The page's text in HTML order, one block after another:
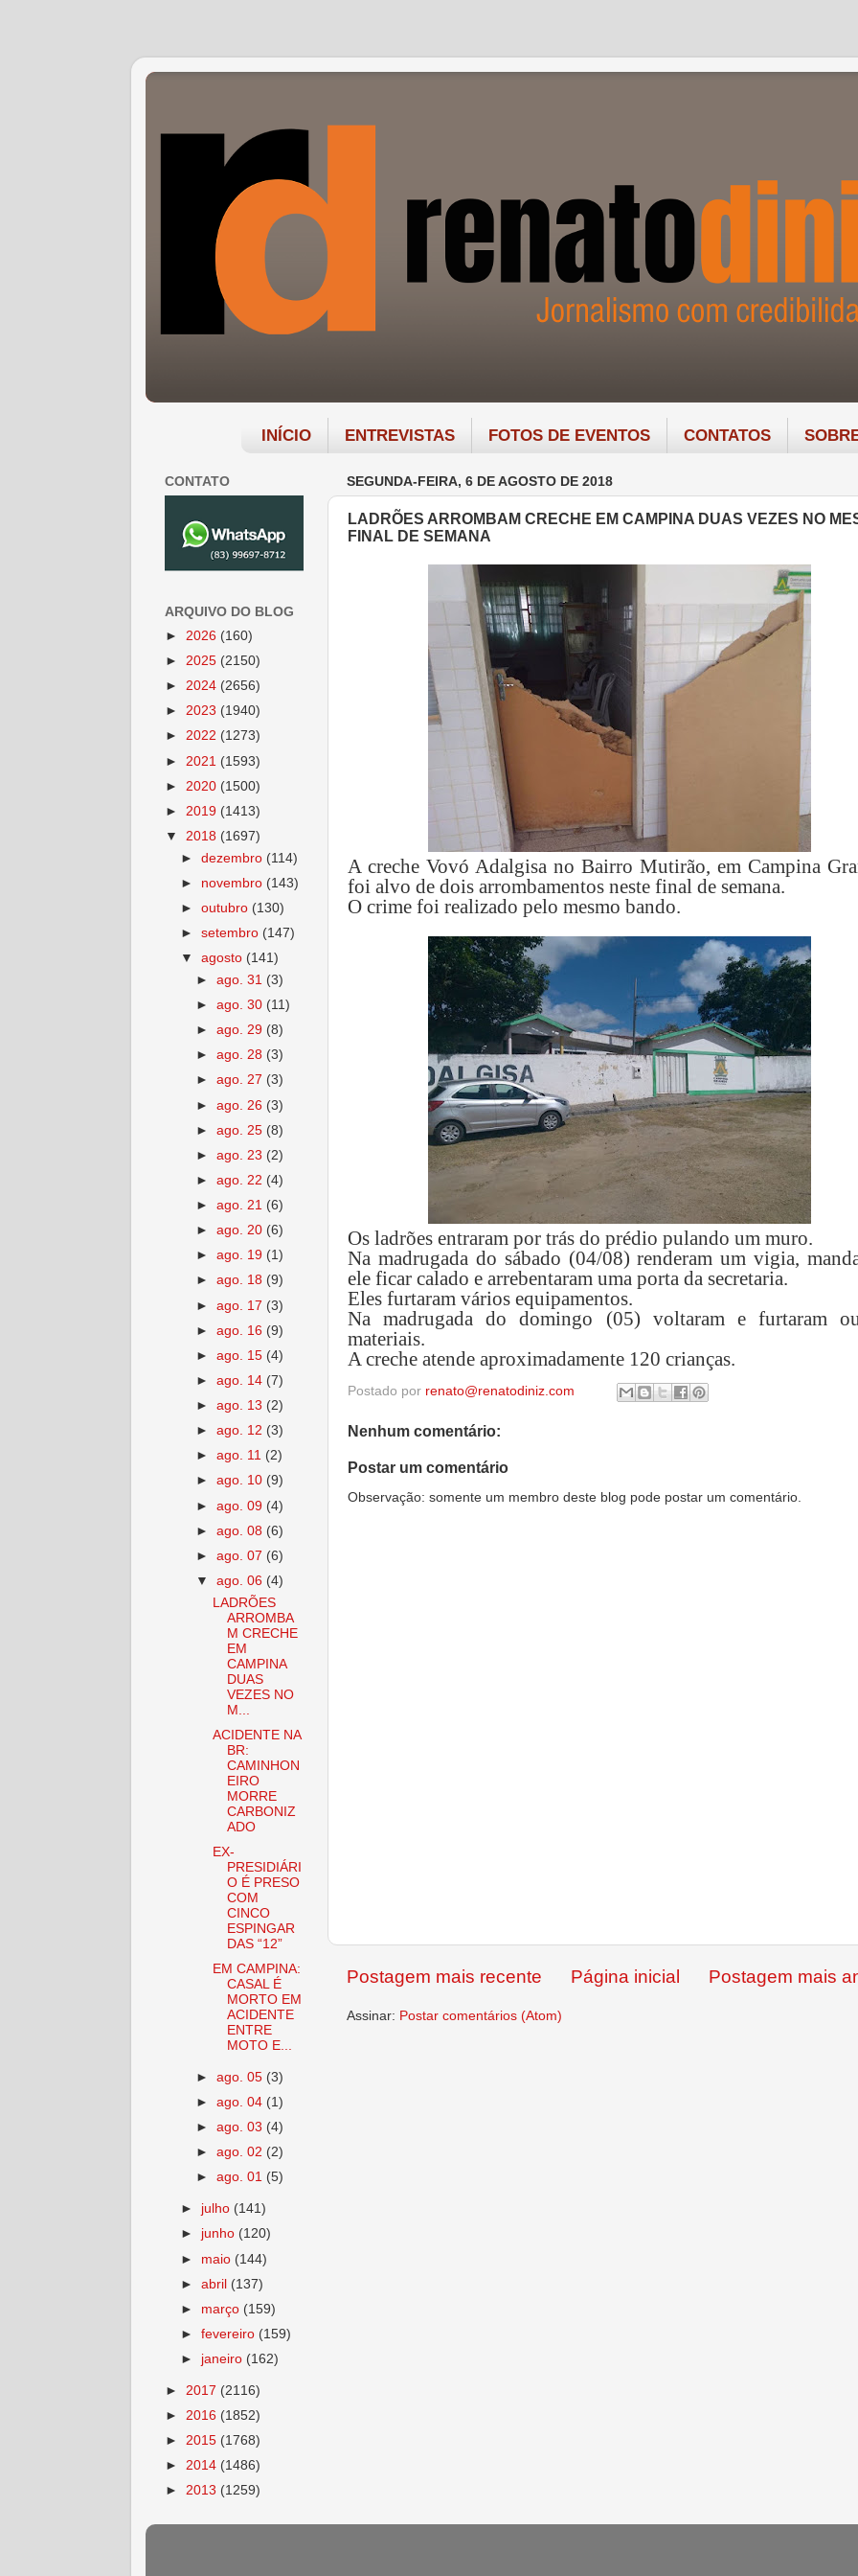
INÍCIO ENTREVISTAS FOTOS DE EVENTOS CONTATOS
SEGUNDA-FEIRA, 6 DE AGOSTO DE 2018
LADRÕES ARROMBAM CRECHE EM CAMPINA DUAS VEZES NO
FINAL DE SEMANA
A creche Vovó Adalgisa no Bairro Mutirão, em Campina
foi alvo de dois arrombamentos neste final de semana.
O crime foi realizado pelo mesmo bando.
Os ladrões entraram por trás do prédio pulando um muro.
Na madrugada do sábado (04/08) renderam um vigia,
ele ficar calado e arrebentaram uma porta da secretaria.
Eles furtaram vários equipamentos.
Na madrugada do domingo (05) voltaram e furtaram
materiais.
A creche atende aproximadamente 120 crianças.
Postado por renato@renatodiniz.com
Nenhum comentário:
Postar um comentário
Observação: somente um membro deste blog pode postar um comentário.
Postagem mais recente Postagem mais
Página inicial
Assinar: Postar comentários (Atom)
CONTATO
ARQUIVO DO BLOG
► 2026 (160)
► 2025 (2150)
► 2024 (2656)
► 2023 (1940)
► 2022 (1273)
► 2021 (1593)
► 2020 (1500)
► 2019 (1413)
▼ 2018 (1697)
►dezembro (114)
► novembro (143)
►outubro (130)
►setembro (147)
▼agosto (141)
►ago. 31 (3)
►ago. 30 (11)
►ago. 29 (8)
►ago. 28 (3)
►ago. 27 (3)
►ago. 26 (3)
►ago. 25 (8)
►ago. 23 (2)
►ago. 22 (4)
►ago. 21 (6)
►ago. 20 (6)
►ago. 19 (1)
►ago. 18 (9)
►ago. 17 (3)
►ago. 16 (9)
►ago. 15 (4)
►ago. 14 (7)
►ago. 13 (2)
►ago. 12 (3)
►ago. 11 (2)
►ago. 10 (9)
►ago. 09 (4)
►ago. 08 (6)
►ago. 07 (6)
▼ago. 06 (4)
LADRÕES
ARROMBA
M CRECHE
EM
CAMPINA
DUAS
VEZES NO
M...
ACIDENTE NA
BR:
CAMINHON
EIRO
MORRE
CARBONIZ
ADO
EX-
PRESIDIÁRI
O É PRESO
COM
CINCO
ESPINGAR
DAS “12”
EM CAMPINA:
CASAL É
MORTO EM
ACIDENTE
ENTRE
MOTO E...
►ago. 05 (3)
►ago. 04 (1)
►ago. 03 (4)
►ago. 02 (2)
►ago. 01 (5)
► julho (141)
► junho (120)
► maio (144)
►abril (137)
► março (159)
►fevereiro (159)
► janeiro (162)
► 2017 (2116)
► 2016 (1852)
► 2015 (1768)
► 2014 (1486)
► 2013 (1259)